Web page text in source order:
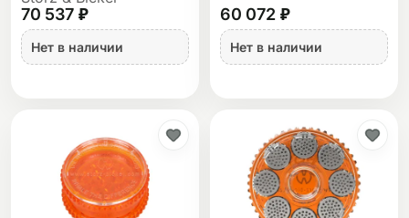
70 537 ₽
Нет в наличии
60 072 ₽
Нет в наличии